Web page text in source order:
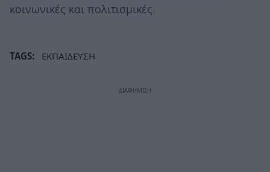
κοινωνικές και πολιτισμικές.
TAGS: ΕΚΠΑΙΔΕΥΣΗ